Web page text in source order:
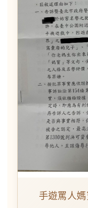
手遊罵人